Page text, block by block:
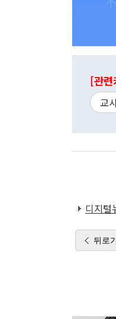
[관련
교
디지털
뒤로